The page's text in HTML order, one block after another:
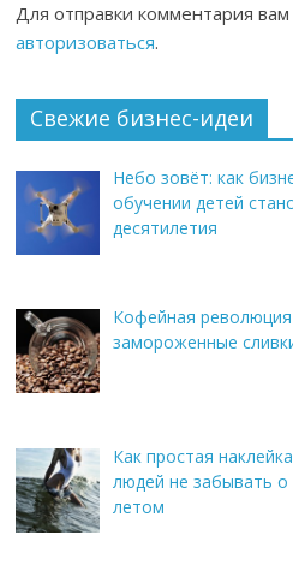
Для отправки комментария
авторизоваться.
Свежие бизнес-идеи
Небо зовёт: как
обучении детей
десятилетия
Кофейная
замороженные
Как простая
людей не забывать
летом